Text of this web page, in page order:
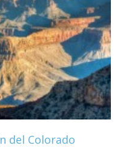
del Colorado